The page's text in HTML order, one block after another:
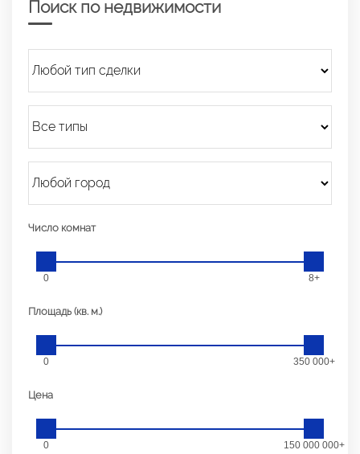
Поиск по недвижимости
Число комнат
0 8+
Площадь (кв. м.)
0 350 000+
Цена
0 150 000 000+